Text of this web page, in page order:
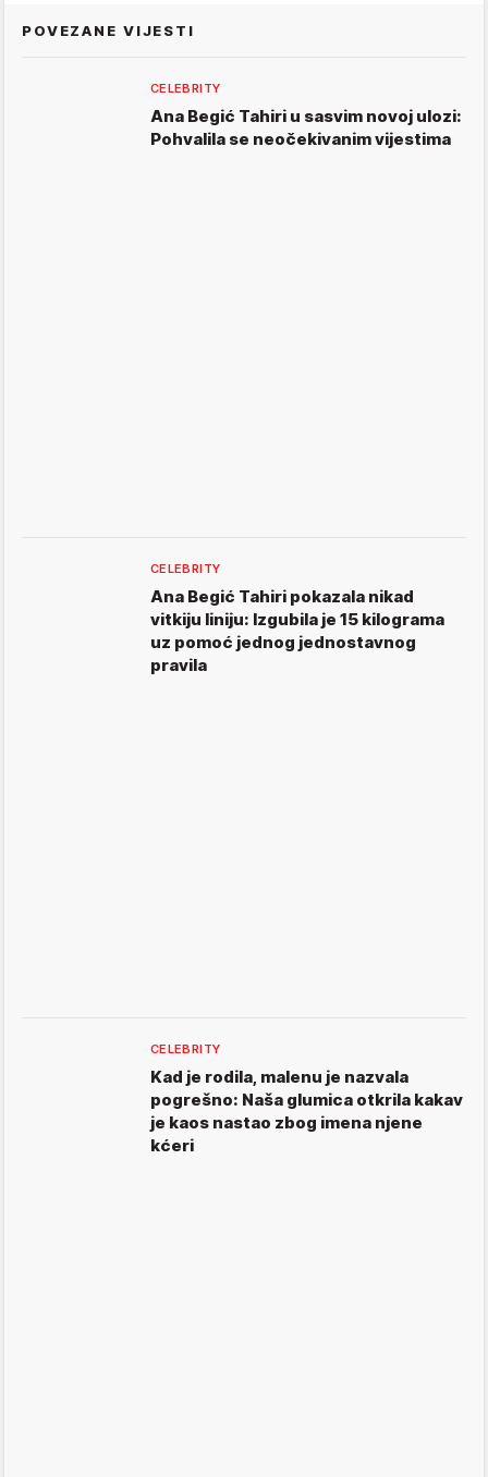
POVEZANE VIJESTI
CELEBRITY
Ana Begić Tahiri u sasvim novoj ulozi:
Pohvalila se neočekivanim vijestima
CELEBRITY
Ana Begić Tahiri pokazala nikad
vitkiju liniju: Izgubila je 15 kilograma
uz pomoć jednog jednostavnog
pravila
CELEBRITY
Kad je rodila, malenu je nazvala
pogrešno: Naša glumica otkrila kakav
je kaos nastao zbog imena njene
kćeri